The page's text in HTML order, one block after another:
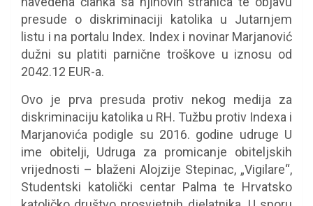
presude o diskriminaciji katolika u Jutarnjem
listu i na portalu Index. Index i novinar Marjanović
dužni su platiti parnične troškove u iznosu od
2042.12 EUR-a.
Ovo je prva presuda protiv nekog medija za
diskriminaciju katolika u RH. Tužbu protiv Indexa i
Marjanovića podigle su 2016. godine udruge U
ime obitelji, Udruga za promicanje obiteljskih
vrijednosti – blaženi Alojzije Stepinac, „Vigilare“,
Studentski katolički centar Palma te Hrvatsko